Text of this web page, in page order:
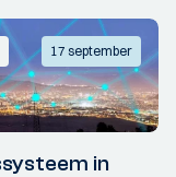
17 september
in